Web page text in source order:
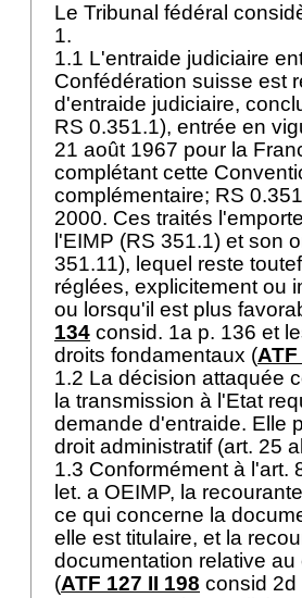
Le Tribunal fédéral
1.
1.1 L'entraide judiciaire
Confédération suisse est
d'entraide judiciaire,
RS 0.351.1), entrée en
21 août 1967 pour la
complétant cette
complémentaire; RS
2000. Ces traités
l'EIMP (RS 351.1) et son
351.11), lequel reste
réglées, explicitement ou
ou lorsqu'il est plus
134 consid. 1a p. 136 et
droits fondamentaux (
1.2 La décision attaquée
la transmission à l'Etat
demande d'entraide. Elle
droit administratif (art. 25
1.3 Conformément à l'art.
let. a OEIMP, la
ce qui concerne la
elle est titulaire, et la
documentation relative
(ATF 127 II 198 consid 2d